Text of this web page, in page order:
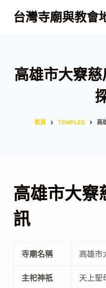
跳
至
容
台灣寺廟與教會
高雄市大竂
首頁 TEMPLES 高
高雄市大竂
訊
寺廟名稱 高雄市
主祀神祇 天上聖